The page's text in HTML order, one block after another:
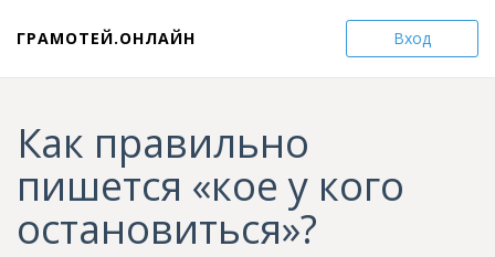
Вход
ГРАМОТЕЙ.ОНЛАЙН
Как правильно
пишется «кое у кого
остановиться»?